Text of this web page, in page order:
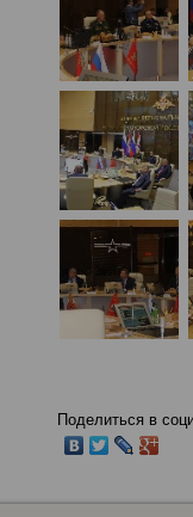
Поделиться в